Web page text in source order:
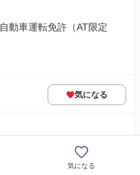
動車運転免許（AT限定
気になる
気になる